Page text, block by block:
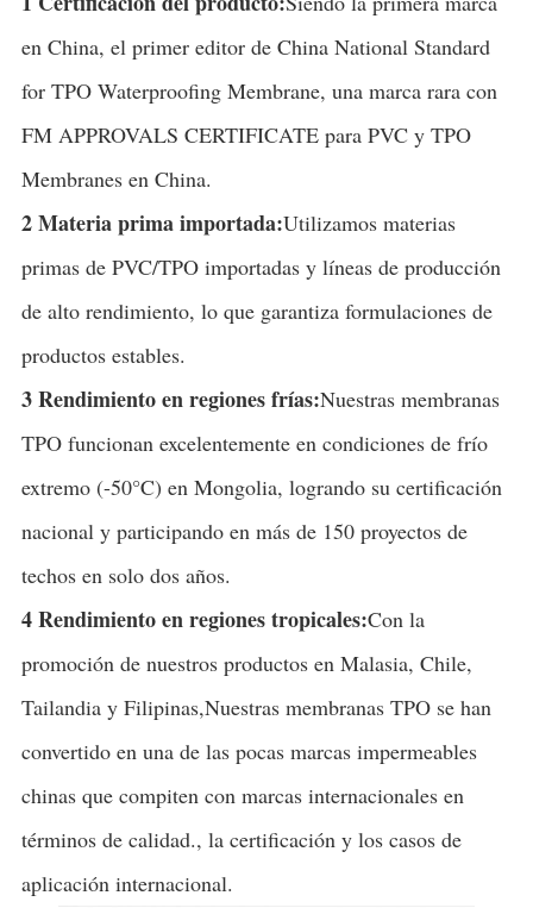
en China, el primer editor de China National Standard
for TPO Waterproofing Membrane, una marca rara con
FM APPROVALS CERTIFICATE para PVC y TPO
Membranes en China.
2 Materia prima importada:Utilizamos materias
primas de PVC/TPO importadas y líneas de producción
de alto rendimiento, lo que garantiza formulaciones de
productos estables.
3 Rendimiento en regiones frías:Nuestras membranas
TPO funcionan excelentemente en condiciones de frío
extremo (-50°C) en Mongolia, logrando su certificación
nacional y participando en más de 150 proyectos de
techos en solo dos años.
4 Rendimiento en regiones tropicales:Con la
promoción de nuestros productos en Malasia, Chile,
Tailandia y Filipinas,Nuestras membranas TPO se han
convertido en una de las pocas marcas impermeables
chinas que compiten con marcas internacionales en
términos de calidad., la certificación y los casos de
aplicación internacional.